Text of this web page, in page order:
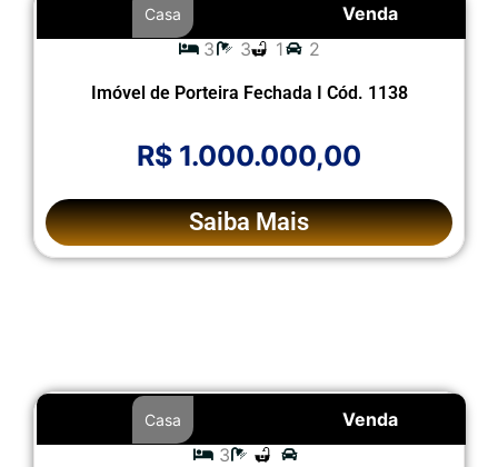
Venda
Casa
3 3 1 2
Imóvel de Porteira Fechada I Cód. 1138
R$ 1.000.000,00
Saiba Mais
Venda
Casa
3